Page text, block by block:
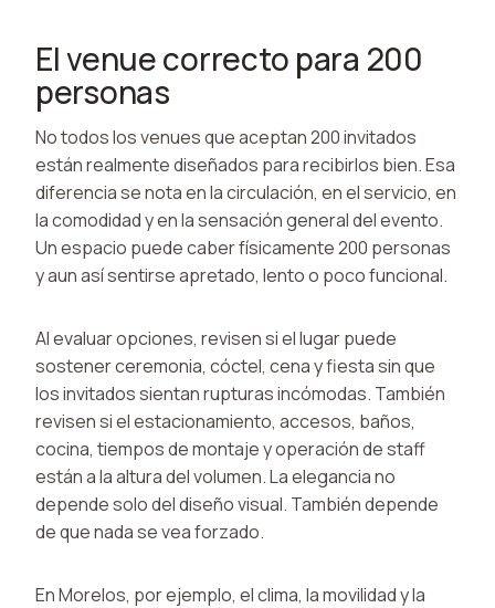
El venue correcto para 200
personas
No todos los venues que aceptan 200 invitados
están realmente diseñados para recibirlos bien. Esa
diferencia se nota en la circulación, en el servicio, en
la comodidad y en la sensación general del evento.
Un espacio puede caber físicamente 200 personas
y aun así sentirse apretado, lento o poco funcional.
Al evaluar opciones, revisen si el lugar puede
sostener ceremonia, cóctel, cena y fiesta sin que
los invitados sientan rupturas incómodas. También
revisen si el estacionamiento, accesos, baños,
cocina, tiempos de montaje y operación de staff
están a la altura del volumen. La elegancia no
depende solo del diseño visual. También depende
de que nada se vea forzado.
En Morelos, por ejemplo, el clima, la movilidad y la